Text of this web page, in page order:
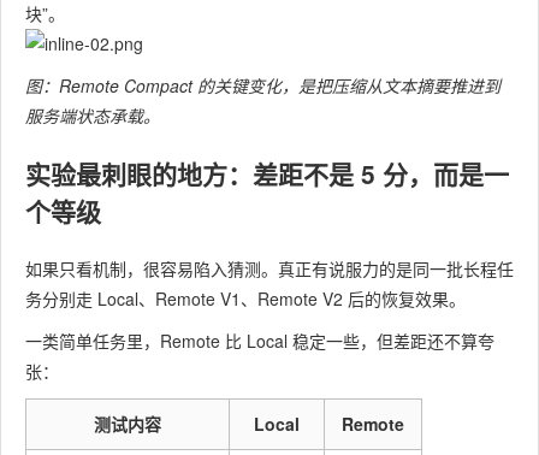
块”。
图：Remote Compact 的关键变化，是把压缩从文本摘要推进到
服务端状态承载。
实验最刺眼的地方：差距不是 5 分，而是一
个等级
如果只看机制，很容易陷入猜测。真正有说服力的是同一批长程任
务分别走 Local、Remote V1、Remote V2 后的恢复效果。
一类简单任务里，Remote 比 Local 稳定一些，但差距还不算夸
张：
测试内容 Local Remote